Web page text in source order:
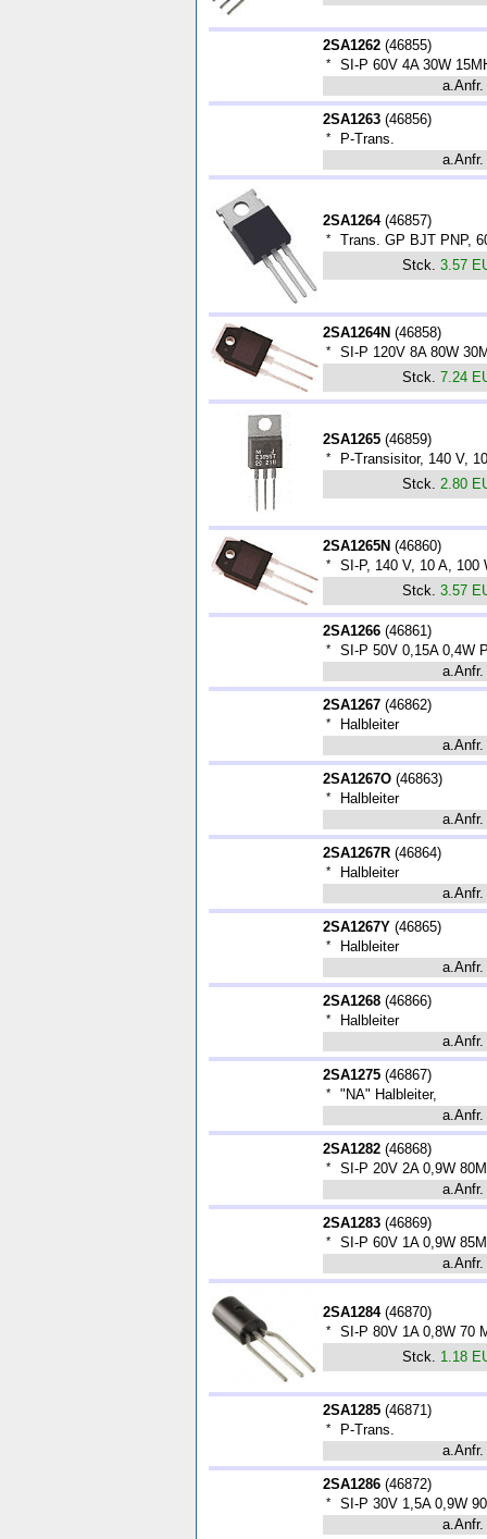
2SA1262 (46855)
*
SI-P 60V 4A 30W
a.Anfr.
2SA1263 (46856)
*
P-Trans.
a.Anfr.
2SA1264(46857)
*
Trans. GP BJT PNP,
Stck. 3.57
2SA1264N (46858)
*
SI-P 120V 8A 80W
Stck. 7.24
2SA1265 (46859)
*
P-Transisitor, 140 V,
Stck. 2.80
2SA1265N (46860)
*
SI-P, 140 V, 10 A, 100
Stck. 3.57
2SA1266 (46861)
*
SI-P 50V 0,15A 0,4W
a.Anfr.
2SA1267 (46862)
*
Halbleiter
a.Anfr.
2SA1267O (46863)
*
Halbleiter
a.Anfr.
2SA1267R (46864)
*
Halbleiter
a.Anfr.
2SA1267Y (46865)
*
Halbleiter
a.Anfr.
2SA1268 (46866)
*
Halbleiter
a.Anfr.
2SA1275 (46867)
*
"NA" Halbleiter,
a.Anfr.
2SA1282 (46868)
*
SI-P 20V 2A 0,9W
a.Anfr.
2SA1283 (46869)
*
SI-P 60V 1A 0,9W
a.Anfr.
2SA1284(46870)
*
SI-P 80V 1A 0,8W 70
Stck. 1.18
2SA1285 (46871)
*
P-Trans.
a.Anfr.
2SA1286 (46872)
*
SI-P 30V 1,5A 0,9W
a.Anfr.